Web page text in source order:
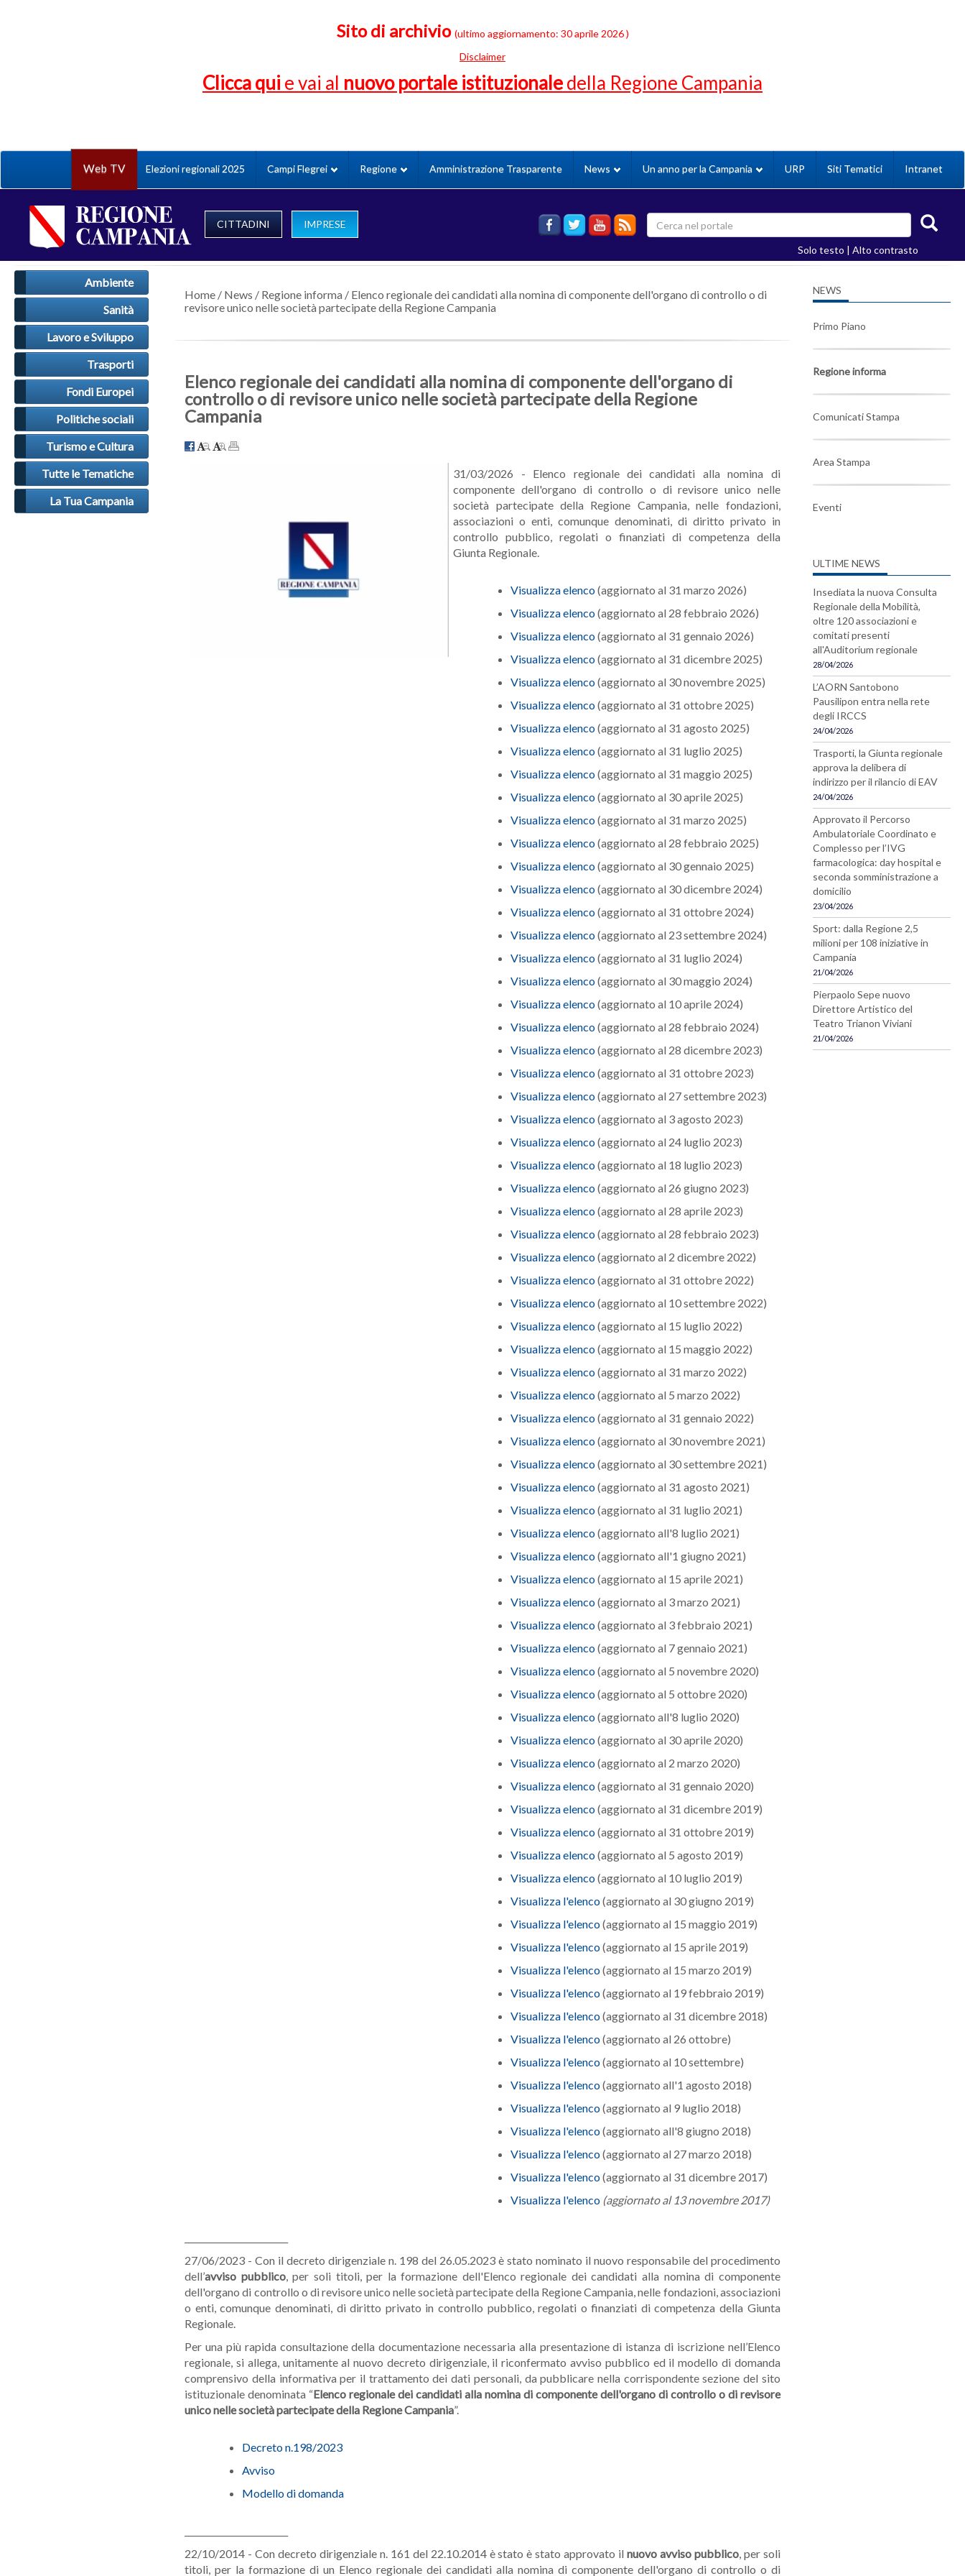
Sito di archivio (ultimo aggiornamento: 30 aprile 2026 )
Disclaimer
Clicca qui e vai al nuovo portale istituzionaledella Regione Campania
Web TV Elezioni regionali 2025 Campi Flegrei Regione Amministrazione Trasparente News Un anno per la Campania URP Siti Tematici Intranet
CITTADINI IMPRESE
Solo testo Alto contrasto
Ambiente
Sanità
Lavoro e Sviluppo
Trasporti
Fondi Europei
Politiche sociali
Turismo e Cultura
Tutte le Tematiche
La Tua Campania
Home / News / Regione informa / Elenco regionale dei candidati alla nomina di componente dell'organo di controllo o di
revisore unico nelle società partecipate della Regione Campania
Elenco regionale dei candidati alla nomina di componente dell'organo di
controllo o di revisore unico nelle società partecipate della Regione
Campania
31/03/2026 - Elenco regionale dei candidati alla nomina di
componente dell'organo di controllo o di revisore unico nelle
società partecipate della Regione Campania, nelle fondazioni,
associazioni o enti, comunque denominati, di diritto privato in
controllo pubblico, regolati o finanziati di competenza della
Giunta Regionale.
Visualizza elenco(aggiornato al 31 marzo 2026)
Visualizza elenco(aggiornato al 28 febbraio 2026)
Visualizza elenco(aggiornato al 31 gennaio 2026)
Visualizza elenco(aggiornato al 31 dicembre 2025)
Visualizza elenco(aggiornato al 30 novembre 2025)
Visualizza elenco(aggiornato al 31 ottobre 2025)
Visualizza elenco(aggiornato al 31 agosto 2025)
Visualizza elenco(aggiornato al 31 luglio 2025)
Visualizza elenco(aggiornato al 31 maggio 2025)
Visualizza elenco(aggiornato al 30 aprile 2025)
Visualizza elenco(aggiornato al 31 marzo 2025)
Visualizza elenco(aggiornato al 28 febbraio 2025)
Visualizza elenco(aggiornato al 30 gennaio 2025)
Visualizza elenco(aggiornato al 30 dicembre 2024)
Visualizza elenco(aggiornato al 31 ottobre 2024)
Visualizza elenco(aggiornato al 23 settembre 2024)
Visualizza elenco(aggiornato al 31 luglio 2024)
Visualizza elenco(aggiornato al 30 maggio 2024)
Visualizza elenco(aggiornato al 10 aprile 2024)
Visualizza elenco(aggiornato al 28 febbraio 2024)
Visualizza elenco(aggiornato al 28 dicembre 2023)
Visualizza elenco(aggiornato al 31 ottobre 2023)
Visualizza elenco(aggiornato al 27 settembre 2023)
Visualizza elenco(aggiornato al 3 agosto 2023)
Visualizza elenco(aggiornato al 24 luglio 2023)
Visualizza elenco(aggiornato al 18 luglio 2023)
Visualizza elenco(aggiornato al 26 giugno 2023)
Visualizza elenco(aggiornato al 28 aprile 2023)
Visualizza elenco(aggiornato al 28 febbraio 2023)
Visualizza elenco(aggiornato al 2 dicembre 2022)
Visualizza elenco(aggiornato al 31 ottobre 2022)
Visualizza elenco(aggiornato al 10 settembre 2022)
Visualizza elenco(aggiornato al 15 luglio 2022)
Visualizza elenco(aggiornato al 15 maggio 2022)
Visualizza elenco(aggiornato al 31 marzo 2022)
Visualizza elenco(aggiornato al 5 marzo 2022)
Visualizza elenco(aggiornato al 31 gennaio 2022)
Visualizza elenco(aggiornato al 30 novembre 2021)
Visualizza elenco(aggiornato al 30 settembre 2021)
Visualizza elenco(aggiornato al 31 agosto 2021)
Visualizza elenco(aggiornato al 31 luglio 2021)
Visualizza elenco(aggiornato all'8 luglio 2021)
Visualizza elenco(aggiornato all'1 giugno 2021)
Visualizza elenco(aggiornato al 15 aprile 2021)
Visualizza elenco(aggiornato al 3 marzo 2021)
Visualizza elenco(aggiornato al 3 febbraio 2021)
Visualizza elenco(aggiornato al 7 gennaio 2021)
Visualizza elenco(aggiornato al 5 novembre 2020)
Visualizza elenco(aggiornato al 5 ottobre 2020)
Visualizza elenco(aggiornato all'8 luglio 2020)
Visualizza elenco(aggiornato al 30 aprile 2020)
Visualizza elenco(aggiornato al 2 marzo 2020)
Visualizza elenco(aggiornato al 31 gennaio 2020)
Visualizza elenco(aggiornato al 31 dicembre 2019)
Visualizza elenco(aggiornato al 31 ottobre 2019)
Visualizza elenco(aggiornato al 5 agosto 2019)
Visualizza elenco(aggiornato al 10 luglio 2019)
Visualizza l'elenco(aggiornato al 30 giugno 2019)
Visualizza l'elenco(aggiornato al 15 maggio 2019)
Visualizza l'elenco(aggiornato al 15 aprile 2019)
Visualizza l'elenco(aggiornato al 15 marzo 2019)
Visualizza l'elenco(aggiornato al 19 febbraio 2019)
Visualizza l'elenco(aggiornato al 31 dicembre 2018)
Visualizza l'elenco(aggiornato al 26 ottobre)
Visualizza l'elenco(aggiornato al 10 settembre)
Visualizza l'elenco(aggiornato all'1 agosto 2018)
Visualizza l'elenco(aggiornato al 9 luglio 2018)
Visualizza l'elenco(aggiornato all'8 giugno 2018)
Visualizza l'elenco(aggiornato al 27 marzo 2018)
Visualizza l'elenco(aggiornato al 31 dicembre 2017)
Visualizza l'elenco (aggiornato al 13 novembre 2017)
27/06/2023 - Con il decreto dirigenziale n. 198 del 26.05.2023 è stato nominato il nuovo responsabile del procedimento
dell’avviso pubblico, per soli titoli, per la formazione dell'Elenco regionale dei candidati alla nomina di componente
dell'organo di controllo o di revisore unico nelle società partecipate della Regione Campania, nelle fondazioni, associazioni
o enti, comunque denominati, di diritto privato in controllo pubblico, regolati o finanziati di competenza della Giunta
Regionale.
Per una più rapida consultazione della documentazione necessaria alla presentazione di istanza di iscrizione nell’Elenco
regionale, si allega, unitamente al nuovo decreto dirigenziale, il riconfermato avviso pubblico ed il modello di domanda
comprensivo della informativa per il trattamento dei dati personali, da pubblicare nella corrispondente sezione del sito
istituzionale denominata “Elenco regionale dei candidati alla nomina di componente dell'organo di controllo o di revisore
unico nelle società partecipate della Regione Campania”.
Decreto n.198/2023
Avviso
Modello di domanda
22/10/2014 - Con decreto dirigenziale n. 161 del 22.10.2014 è stato è stato approvato ilnuovo avviso pubblico, per soli
titoli, per la formazione di un Elenco regionale dei candidati alla nomina di componente dell'organo di controllo o di
NEWS
Primo Piano
Regione informa
Comunicati Stampa
Area Stampa
Eventi
ULTIME NEWS
Insediata la nuova Consulta
Regionale della Mobilità,
oltre 120 associazioni e
comitati presenti
all'Auditorium regionale
28/04/2026
L’AORN Santobono
Pausilipon entra nella rete
degli IRCCS
24/04/2026
Trasporti, la Giunta regionale
approva la delibera di
indirizzo per il rilancio di EAV
24/04/2026
Approvato il Percorso
Ambulatoriale Coordinato e
Complesso per l’IVG
farmacologica: day hospital e
seconda somministrazione a
domicilio
23/04/2026
Sport: dalla Regione 2,5
milioni per 108 iniziative in
Campania
21/04/2026
Pierpaolo Sepe nuovo
Direttore Artistico del
Teatro Trianon Viviani
21/04/2026